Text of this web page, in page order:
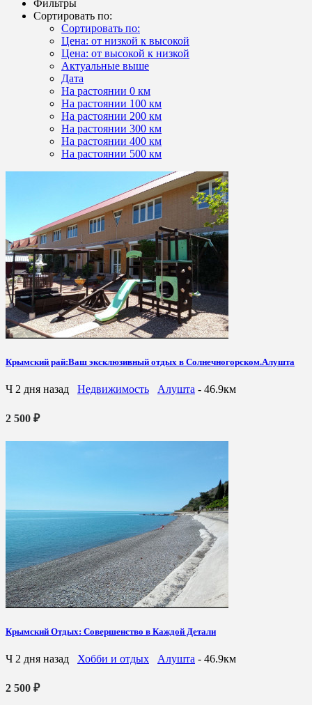
Фильтры
Сортировать по:
Сортировать по:
Цена: от низкой к высокой
Цена: от высокой к низкой
Актуальные выше
Дата
На растоянии 0 км
На растоянии 100 км
На растоянии 200 км
На растоянии 300 км
На растоянии 400 км
На растоянии 500 км
Крымский рай:Ваш эксклюзивный отдых в Солнечногорском.Алушта
Ч 2 дня назад Недвижимость Алушта - 46.9км
2 500 ₽
Крымский Отдых: Совершенство в Каждой Детали
Ч 2 дня назад Хобби и отдых Алушта - 46.9км
2 500 ₽